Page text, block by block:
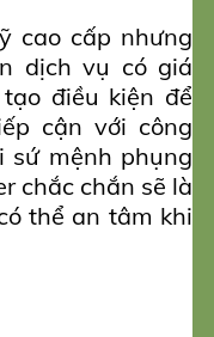
cao cấp nhưng
dịch vụ có giá
điều kiện để
cận với công
sứ mệnh phụng
chắc chắn sẽ là
thể an tâm khi